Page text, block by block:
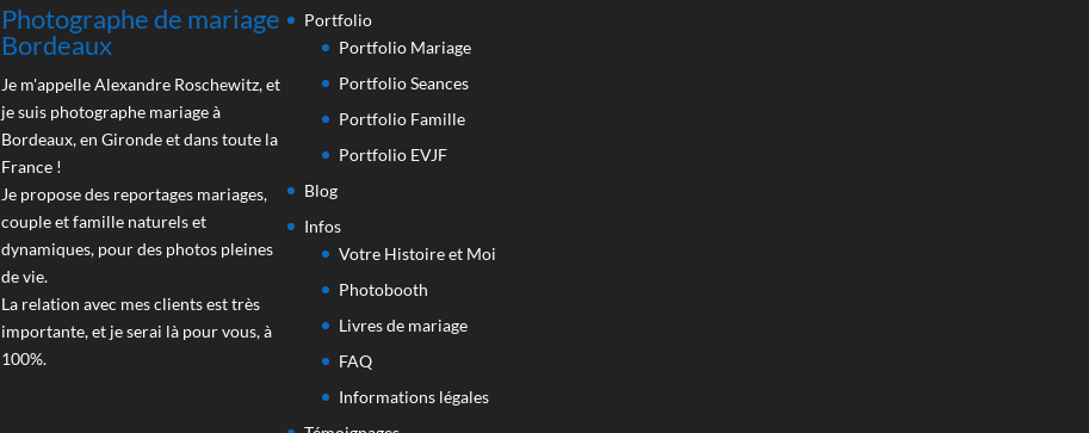
Photographe de mariage
Bordeaux
Je m'appelle Alexandre Roschewitz, et
je suis photographe mariage à
Bordeaux, en Gironde et dans toute la
France !
Je propose des reportages mariages,
couple et famille naturels et
dynamiques, pour des photos pleines
de vie.
La relation avec mes clients est très
importante, et je serai là pour vous, à
100%.
Portfolio
Portfolio Mariage
Portfolio Seances
Portfolio Famille
Portfolio EVJF
Blog
Infos
Votre Histoire et Moi
Photobooth
Livres de mariage
FAQ
Informations légales